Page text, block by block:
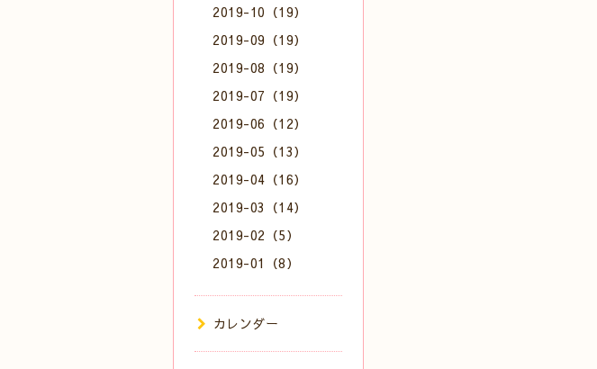
2019-10（19）
2019-09（19）
2019-08（19）
2019-07（19）
2019-06（12）
2019-05（13）
2019-04（16）
2019-03（14）
2019-02（5）
2019-01（8）
カレンダー